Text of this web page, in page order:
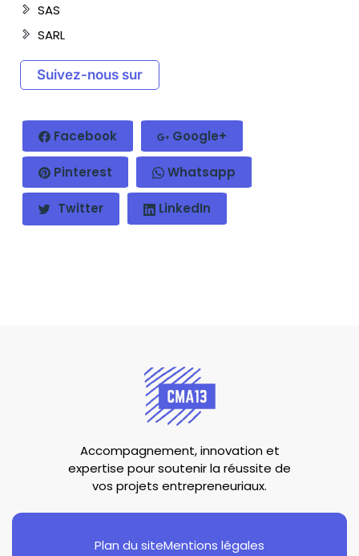
SAS
SARL
Suivez-nous sur
Facebook Google+
Pinterest Whatsapp
Twitter LinkedIn
Accompagnement, innovation et
expertise pour soutenir la réussite de
vos projets entrepreneuriaux.
Plan du siteMentions légales